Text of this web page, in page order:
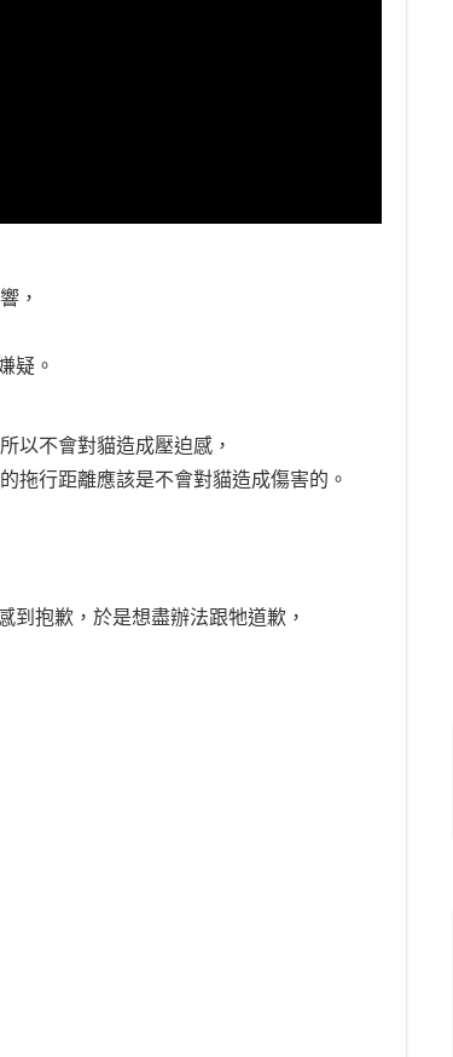
，
疑。
以不會對貓造成壓迫感，
拖行距離應該是不會對貓造成傷害的。
到抱歉，於是想盡辦法跟牠道歉，